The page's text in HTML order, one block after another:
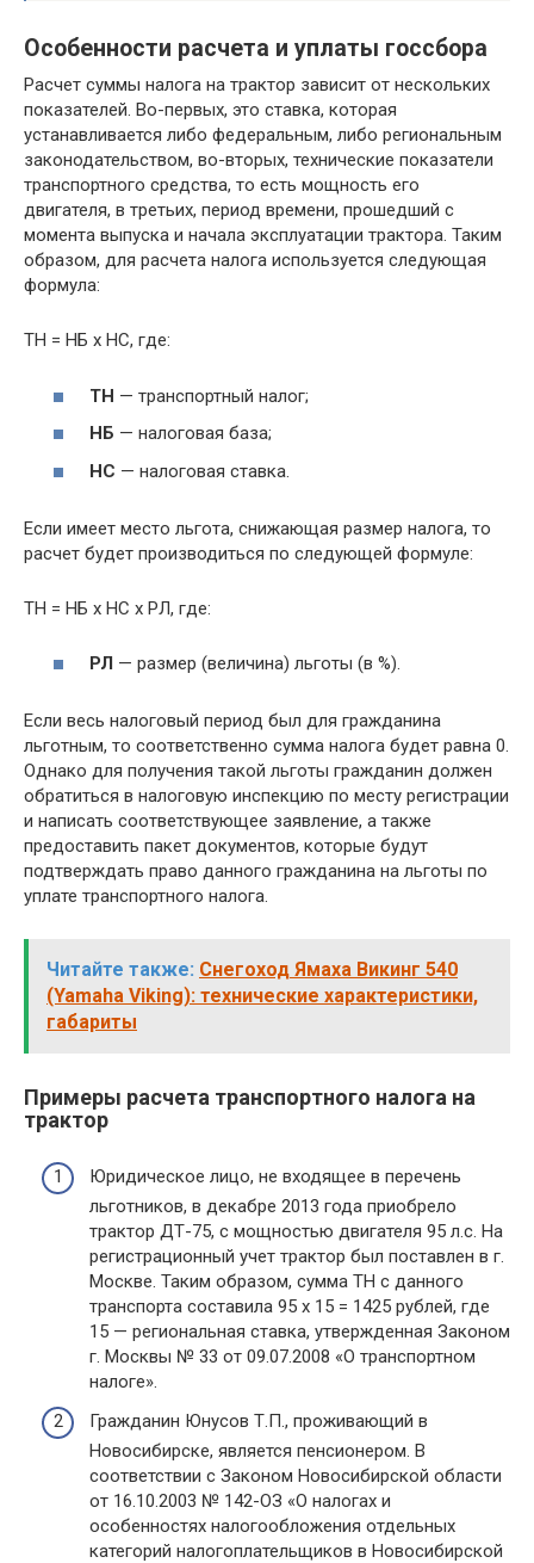
Особенности расчета и уплаты госсбора
Расчет суммы налога на трактор зависит от нескольких
показателей. Во-первых, это ставка, которая
устанавливается либо федеральным, либо региональным
законодательством, во-вторых, технические показатели
транспортного средства, то есть мощность его
двигателя, в третьих, период времени, прошедший с
момента выпуска и начала эксплуатации трактора. Таким
образом, для расчета налога используется следующая
формула:
ТН = НБ х НС, где:
ТН — транспортный налог;
НБ — налоговая база;
НС — налоговая ставка.
Если имеет место льгота, снижающая размер налога, то
расчет будет производиться по следующей формуле:
ТН = НБ х НС х РЛ, где:
РЛ — размер (величина) льготы (в %).
Если весь налоговый период был для гражданина
льготным, то соответственно сумма налога будет равна 0.
Однако для получения такой льготы гражданин должен
обратиться в налоговую инспекцию по месту регистрации
и написать соответствующее заявление, а также
предоставить пакет документов, которые будут
подтверждать право данного гражданина на льготы по
уплате транспортного налога.
Читайте также: Снегоход Ямаха Викинг 540
(Yamaha Viking): технические характеристики,
габариты
Примеры расчета транспортного налога на
трактор
Юридическое лицо, не входящее в перечень
льготников, в декабре 2013 года приобрело
трактор ДТ-75, с мощностью двигателя 95 л.с. На
регистрационный учет трактор был поставлен в г.
Москве. Таким образом, сумма ТН с данного
транспорта составила 95 х 15 = 1425 рублей, где
15 — региональная ставка, утвержденная Законом
г. Москвы № 33 от 09.07.2008 «О транспортном
налоге».
Гражданин Юнусов Т.П., проживающий в
Новосибирске, является пенсионером. В
соответствии с Законом Новосибирской области
от 16.10.2003 № 142-ОЗ «О налогах и
особенностях налогообложения отдельных
категорий налогоплательщиков в Новосибирской